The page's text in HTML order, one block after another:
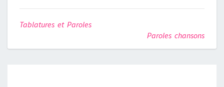
Tablatures et Paroles
Paroles chansons